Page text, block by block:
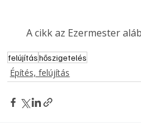
magazinok digitális olvasására
számítógépen, okostelefonon
vagy táblagépen. Kényelmesen
az otthonában, útközben vagy
elérhetők lapszámaink. Bárhol,
A cikk az Ezermester
felújításhőszigetelés
Építés, felújítás